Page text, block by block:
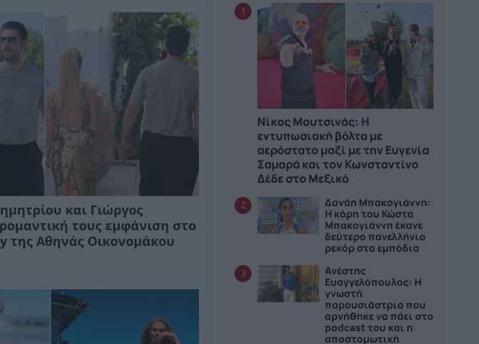
και Γιώργος
τους εμφάνιση στο
της Αθηνάς Οικονομάκου
1
Νίκος Μουτσινάς: Η
εντυπωσιακή βόλτα με
αερόστατο μαζί με την Ευγενία
Σαμαρά και τον Κωνσταντίνο
Δέδε στο Μεξικό
2
Δανάη Μπακογιάννη:
Η κόρη του Κώστα
Μπακογιάννη έκανε
δεύτερο πανελλήνιο
ρεκόρ στα εμπόδια
3
Ανέστης
Ευαγγελόπουλος: Η
γνωστή
παρουσιάστρια που
αρνήθηκε να πάει στο
podcast του και η
αποστομωτική